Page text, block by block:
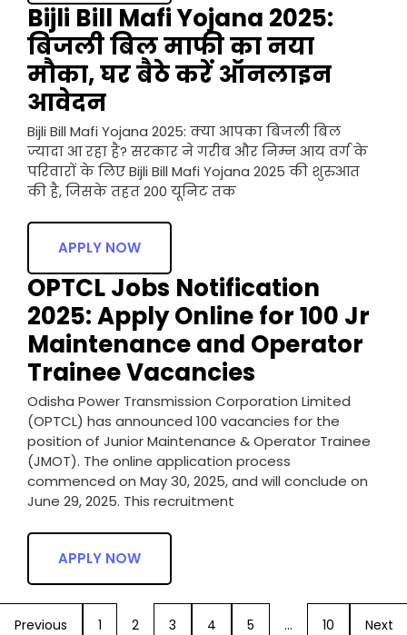
Bijli Bill Mafi Yojana 2025:
बिजली बिल माफी का नया
मौका, घर बैठे करें ऑनलाइन
आवेदन
Bijli Bill Mafi Yojana 2025: क्या आपका बिजली बिल
ज्यादा आ रहा है? सरकार ने गरीब और निम्न आय वर्ग के
परिवारों के लिए Bijli Bill Mafi Yojana 2025 की शुरुआत
की है, जिसके तहत 200 यूनिट तक
APPLY NOW
OPTCL Jobs Notification
2025: Apply Online for 100 Jr
Maintenance and Operator
Trainee Vacancies
Odisha Power Transmission Corporation Limited
(OPTCL) has announced 100 vacancies for the
position of Junior Maintenance & Operator Trainee
(JMOT). The online application process
commenced on May 30, 2025, and will conclude on
June 29, 2025. This recruitment
APPLY NOW
Previous 1 2 3 4 5 … 10 Next